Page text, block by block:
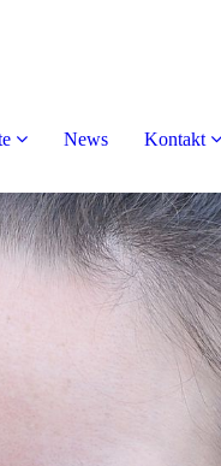
News Kontakt